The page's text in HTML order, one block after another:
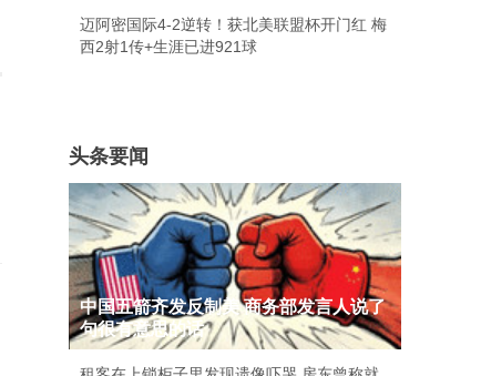
迈阿密国际4-2逆转！获北美联盟杯开门红 梅
西2射1传+生涯已进921球
头条要闻
中国五箭齐发反制美 商务部发言人说了
句很有意思的话